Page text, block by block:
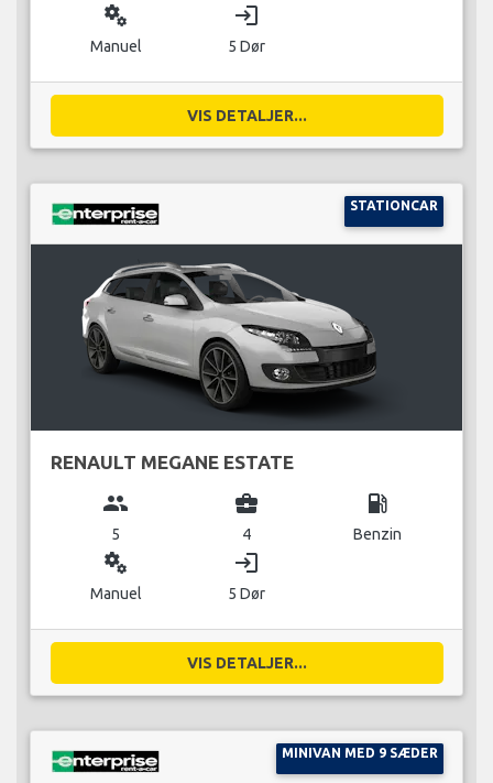
miscellaneous_services
Manuel
login
5 Dør
VIS DETALJER...
STATIONCAR
RENAULT MEGANE ESTATE
group
5
business_center
4
local_gas_station
Benzin
miscellaneous_services
Manuel
login
5 Dør
VIS DETALJER...
MINIVAN MED 9 SÆDER